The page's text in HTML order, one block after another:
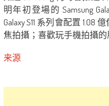
明年初登場的 Samsung
Galaxy S11 系列會配置 1.08
焦拍攝；喜歡玩手機拍攝的
来源